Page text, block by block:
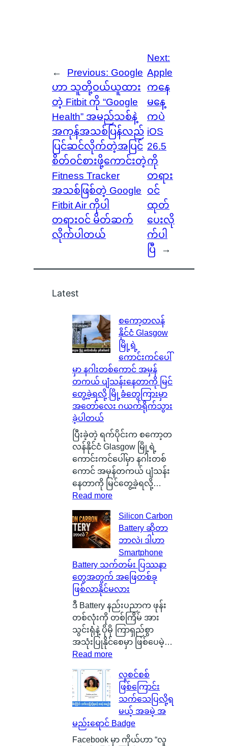
← Previous: Google
ဟာ သူတို့ဝယ်ယူထား
တဲ့ Fitbit ကို “Google
Health” အမည်သစ်နဲ့
အကုန်အသစ်ပြန်လည်
ပြင်ဆင်လိုက်တဲ့အပြင်
စိတ်ဝင်စားဖို့ကောင်းတဲ့
Fitness Tracker
အသစ်ဖြစ်တဲ့ Google
Fitbit Air ကိုပါ
တရားဝင် မိတ်ဆက်
လိုက်ပါတယ်
Next:
Apple
ကနေ
မနေ့
ကပဲ
iOS
26.5
ကို
တရား
ဝင်
ထုတ်
ပေးလို
က်ပါ
ပြီ
→
Latest
စကော့တလန်
နိုင်ငံ Glasgow
မြို့ရဲ့
ကောင်းကင်ပေါ်
မှာ နဂါးတစ်ကောင် အမှန်
တကယ် ပျံသန်းနေတာကို မြင်
တွေ့ခဲ့ရလို့ မြို့ခံတွေကြားမှာ
အတော်လေး ဂယက်ရိုက်သွား
ခဲ့ပါတယ်
ပြီးခဲ့တဲ့ ရက်ပိုင်းက စကော့တ
လန်နိုင်ငံ Glasgow မြို့ရဲ့
ကောင်းကင်ပေါ်မှာ နဂါးတစ်
ကောင် အမှန်တကယ် ပျံသန်း
နေတာကို မြင်တွေ့ခဲ့ရလို့…
Read more:
ကေ
ာ့
တ
လ
န်
နို
င်
ငံ
G
l
a
s
မြို့
ရဲ့
ကေ
ာ
Silicon Carbon
Battery ဆိုတာ
ဘာလဲ၊ ဒါဟာ
Smartphone
Battery သက်တမ်း ပြဿနာ
တွေအတွက် အဖြေတစ်ခု
ဖြစ်လာနိုင်မလား
ဒီ Battery နည်းပညာက ဖုန်း
တစ်လုံးကို တစ်ကြိမ် အား
သွင်းရုံနဲ့ ပိုမို ကြာရှည်စွာ
အသုံးပြုနိုင်စေမှာ ဖြစ်ပေမဲ့…
Read more:
o
n
လူစင်စစ်
ဖြစ်ကြောင်း
သက်သေပြလို့ရ
မယ့် အခမဲ့ အ
မည်းရောင် Badge
Facebook မှာ ကိုယ်ဟာ “လူ